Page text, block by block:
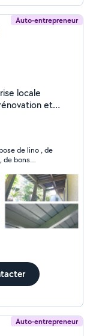
Auto-entrepreneur
locale
et
je propose des
de sol
: offrir un
des
clients dans
des travaux
!
de lino , de
de bons
recommande
Auto-entrepreneur